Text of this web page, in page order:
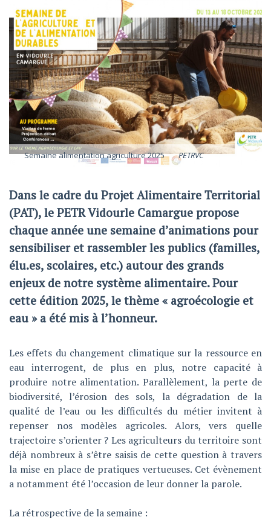
Semaine alimentation agriculture 2025 PETRVC
Dans le cadre du Projet Alimentaire Territorial
(PAT), le PETR Vidourle Camargue propose
chaque année une semaine d’animations pour
sensibiliser et rassembler les publics (familles,
élu.es, scolaires, etc.) autour des grands
enjeux de notre système alimentaire. Pour
cette édition 2025, le thème « agroécologie et
eau » a été mis à l’honneur.
Les effets du changement climatique sur la ressource en
eau interrogent, de plus en plus, notre capacité à
produire notre alimentation. Parallèlement, la perte de
biodiversité, l’érosion des sols, la dégradation de la
qualité de l’eau ou les difficultés du métier invitent à
repenser nos modèles agricoles. Alors, vers quelle
trajectoire s’orienter ? Les agriculteurs du territoire sont
déjà nombreux à s’être saisis de cette question à travers
la mise en place de pratiques vertueuses. Cet évènement
a notamment été l’occasion de leur donner la parole.
La rétrospective de la semaine :